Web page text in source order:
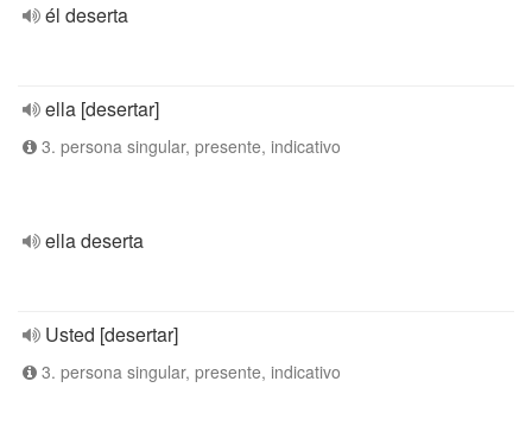
él deserta
ella [desertar]
3. persona singular, presente, indicativo
ella deserta
Usted [desertar]
3. persona singular, presente, indicativo